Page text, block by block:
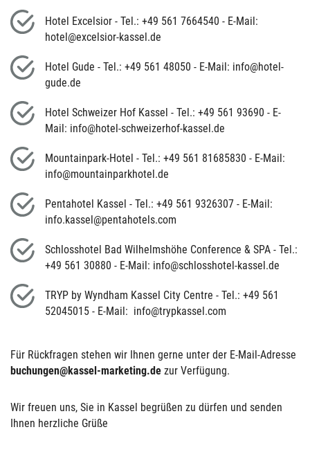
Hotel Excelsior - Tel.: +49 561 7664540 - E-Mail:
hotel@excelsior-kassel.de
Hotel Gude - Tel.: +49 561 48050 - E-Mail: info@hotel-
gude.de
Hotel Schweizer Hof Kassel - Tel.: +49 561 93690 - E-
Mail: info@hotel-schweizerhof-kassel.de
Mountainpark-Hotel - Tel.: +49 561 81685830 - E-Mail:
info@mountainparkhotel.de
Pentahotel Kassel - Tel.: +49 561 9326307 - E-Mail:
info.kassel@pentahotels.com
Schlosshotel Bad Wilhelmshöhe Conference & SPA - Tel.:
+49 561 30880 - E-Mail: info@schlosshotel-kassel.de
TRYP by Wyndham Kassel City Centre - Tel.: +49 561
52045015 - E-Mail: info@trypkassel.com
Für Rückfragen stehen wir Ihnen gerne unter der E-Mail-Adresse
buchungen@kassel-marketing.de zur Verfügung.
Wir freuen uns, Sie in Kassel begrüßen zu dürfen und senden
Ihnen herzliche Grüße